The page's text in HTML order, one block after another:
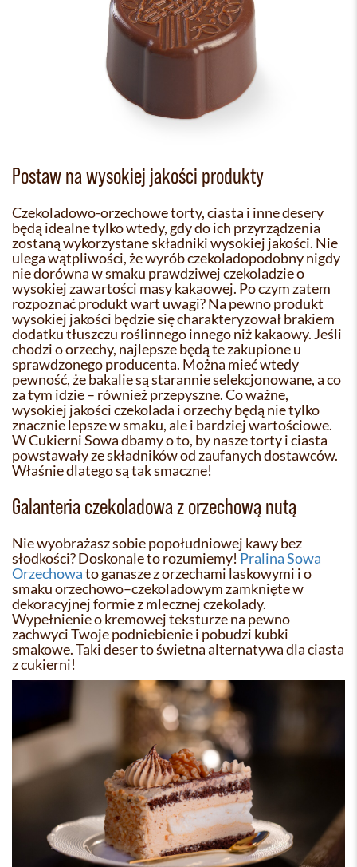
Postaw na wysokiej jakości produkty
Czekoladowo-orzechowe torty, ciasta i inne desery
będą idealne tylko wtedy, gdy do ich przyrządzenia
zostaną wykorzystane składniki wysokiej jakości. Nie
ulega wątpliwości, że wyrób czekoladopodobny nigdy
nie dorówna w smaku prawdziwej czekoladzie o
wysokiej zawartości masy kakaowej. Po czym zatem
rozpoznać produkt wart uwagi? Na pewno produkt
wysokiej jakości będzie się charakteryzował brakiem
dodatku tłuszczu roślinnego innego niż kakaowy. Jeśli
chodzi o orzechy, najlepsze będą te zakupione u
sprawdzonego producenta. Można mieć wtedy
pewność, że bakalie są starannie selekcjonowane, a co
za tym idzie – również przepyszne. Co ważne,
wysokiej jakości czekolada i orzechy będą nie tylko
znacznie lepsze w smaku, ale i bardziej wartościowe.
W Cukierni Sowa dbamy o to, by nasze torty i ciasta
powstawały ze składników od zaufanych dostawców.
Właśnie dlatego są tak smaczne!
Galanteria czekoladowa z orzechową nutą
Nie wyobrażasz sobie popołudniowej kawy bez
słodkości? Doskonale to rozumiemy! Pralina Sowa
Orzechowato ganasze z orzechami laskowymi i o
smaku orzechowo–czekoladowym zamknięte w
dekoracyjnej formie z mlecznej czekolady.
Wypełnienie o kremowej teksturze na pewno
zachwyci Twoje podniebienie i pobudzi kubki
smakowe. Taki deser to świetna alternatywa dla ciasta
z cukierni!